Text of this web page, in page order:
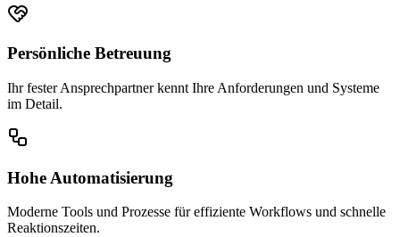
Persönliche Betreuung
Ihr fester Ansprechpartner kennt Ihre Anforderungen und Systeme
im Detail.
Hohe Automatisierung
Moderne Tools und Prozesse für effiziente Workflows und schnelle
Reaktionszeiten.